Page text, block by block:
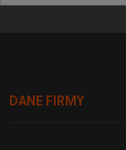
DANE FIRMY